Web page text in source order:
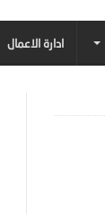
ادارة الاعمال